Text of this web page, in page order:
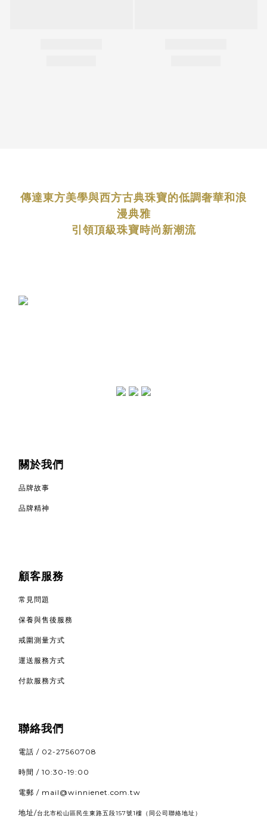
傳達東方美學與西方古典珠寶的低調奢華和浪
漫典雅
引領頂級珠寶時尚新潮流
關於我們
品牌故事
品牌精神
顧客服務
常見問題
保養與售後服務
戒圍測量方式
運送服務方式
付款服務方式
聯絡我們
電話 / 02-27560708
時間 / 10:30-19:00
電郵 / mail@winnienet.com.tw
地址/台北市松山區民生東路五段157號1樓 （同公司聯絡地址）